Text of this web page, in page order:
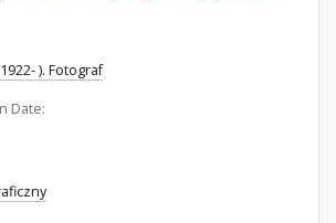
). Fotograf
Date: